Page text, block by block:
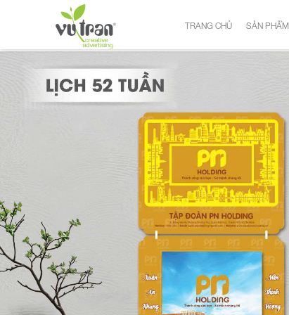
TRANG CHỦ SẢN PHẨM